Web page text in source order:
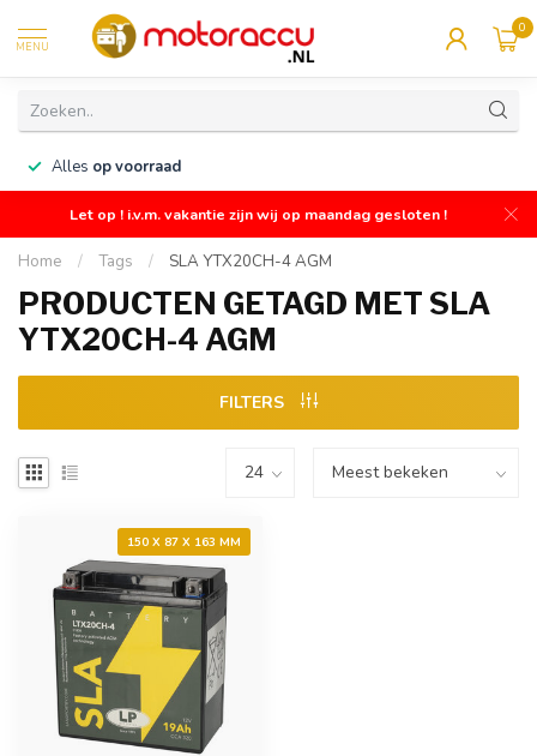
MENU
0
Alles op voorraad
Let op ! i.v.m. vakantie zijn wij op maandag gesloten !
Home / Tags / SLA YTX20CH-4 AGM
PRODUCTEN GETAGD MET SLA
YTX20CH-4 AGM
FILTERS
150 X 87 X 163 MM